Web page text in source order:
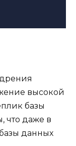
высокой
базы
что даже в
данных